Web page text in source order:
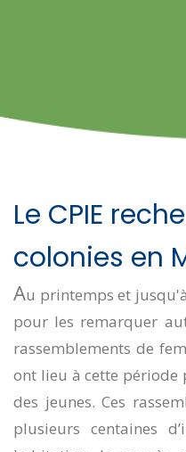
Le CPIE
colonies en
Au printemps et
pour les remarquer
rassemblements de
ont lieu à cette période
des jeunes. Ces
plusieurs centaines